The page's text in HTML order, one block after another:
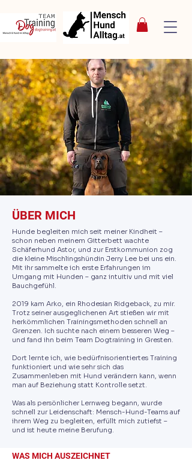
ÜBER MICH
Hunde begleiten mich seit meiner Kindheit –
schon neben meinem Gitterbett wachte
Schäferhund Astor, und zur Erstkommunion zog
die kleine Mischlingshündin Jerry Lee bei uns ein.
Mit ihr sammelte ich erste Erfahrungen im
Umgang mit Hunden – ganz intuitiv und mit viel
Bauchgefühl.
2019 kam Arko, ein Rhodesian Ridgeback, zu mir.
Trotz seiner ausgeglichenen Art stießen wir mit
herkömmlichen Trainingsmethoden schnell an
Grenzen. Ich suchte nach einem besseren Weg –
und fand ihn beim Team Dogtraining in Gresten.
Dort lernte ich, wie bedürfnisorientiertes Training
funktioniert und wie sehr sich das
Zusammenleben mit Hund verändern kann, wenn
man auf Beziehung statt Kontrolle setzt.
Was als persönlicher Lernweg begann, wurde
schnell zur Leidenschaft: Mensch-Hund-Teams auf
ihrem Weg zu begleiten, erfüllt mich zutiefst –
und ist heute meine Berufung.
WAS MICH AUSZEICHNET